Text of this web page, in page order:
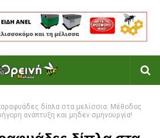
δίπλα στα μελίσσια: Μέθοδος
ανάπτυξη και μηδεν σμηνουργία!